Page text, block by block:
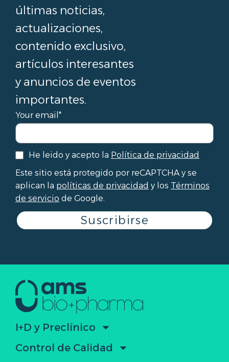
últimas noticias,
actualizaciones,
contenido exclusivo,
artículos interesantes
y anuncios de eventos
importantes.
Your email*
He leido y acepto la Política de privacidad
Este sitio está protegido por reCAPTCHA y se
aplican la políticas de privacidad y los Términos
de servicio de Google.
Suscribirse
I+D y Preclínico
Control de Calidad